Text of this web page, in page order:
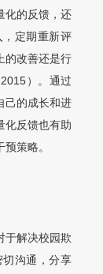
化的反馈，还
定期重新评
的改善还是行
）。通过
己的成长和进
化反馈也有助
策略。
于解决校园欺
沟通，分享